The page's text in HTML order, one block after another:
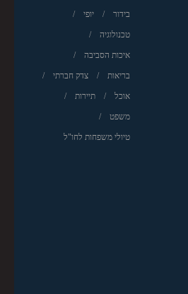
בידור יופי
טכנולוגיה
איכות הסביבה
בריאות צדק חברתי
אוכל תיירות
משפט
טיולי משפחות לחו"ל